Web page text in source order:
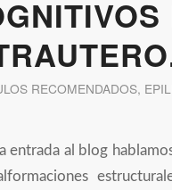
RECOMENDADOS,
entrada al blog